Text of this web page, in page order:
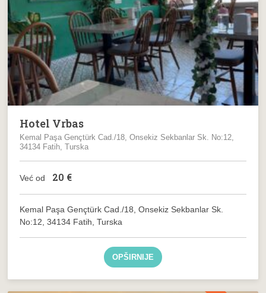
Hotel Vrbas
Kemal Paşa Gençtürk Cad./18, Onsekiz Sekbanlar Sk. No:12,
34134 Fatih, Turska
Već od 20 €
Kemal Paşa Gençtürk Cad./18, Onsekiz Sekbanlar Sk.
No:12, 34134 Fatih, Turska
OPŠIRNIJE